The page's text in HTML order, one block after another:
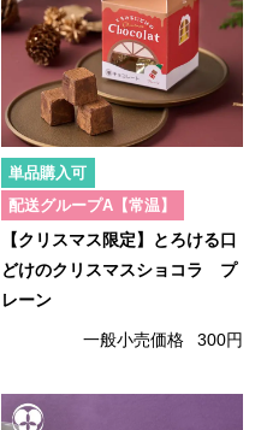
単品購入可
配送グループA【常温】
【クリスマス限定】とろける口
どけのクリスマスショコラ プ
レーン
一般小売価格 300円